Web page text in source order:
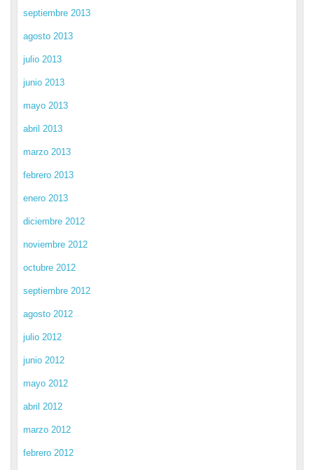
septiembre 2013
agosto 2013
julio 2013
junio 2013
mayo 2013
abril 2013
marzo 2013
febrero 2013
enero 2013
diciembre 2012
noviembre 2012
octubre 2012
septiembre 2012
agosto 2012
julio 2012
junio 2012
mayo 2012
abril 2012
marzo 2012
febrero 2012